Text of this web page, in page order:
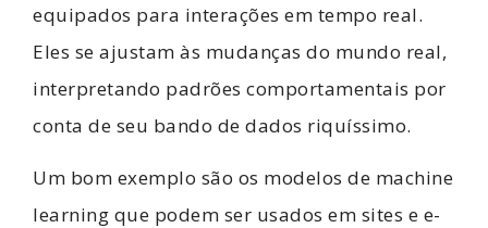
equipados para interações em tempo real.
Eles se ajustam às mudanças do mundo real,
interpretando padrões comportamentais por
conta de seu bando de dados riquíssimo.
Um bom exemplo são os modelos de machine
learning que podem ser usados em sites e e-